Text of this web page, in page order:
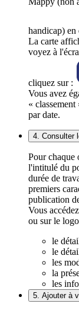
handicap) en
La carte
voyez à
cliquez sur :
Vous avez
«
par date.
4. Consulter
Pour chaque
l'intitulé du
durée de
premiers
publication
Vous
ou sur le
le
le
les
la
les
5. Ajouter à